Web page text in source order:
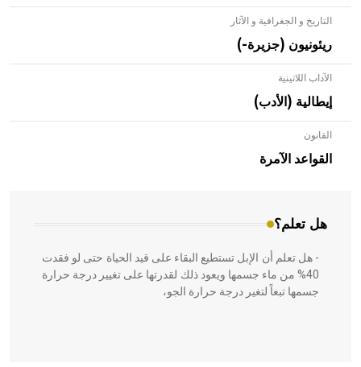
التاريخ و الجغرافية و الآثار
ريئونيون (جزيرة-)
الآداب اللاتينية
إيطالية (الأدب)
القانون
القواعد الآمرة
هل تعلم؟
- هل تعلم أن الأبلق نوع من الفنون الهندسية التي ارتبطت
بالعمارة الإسلامية في بلاد الشام ومصر خاصة، حيث يحرص
المعمار على بناء مداميكه وخاصة في الواجهات
- هل تعلم أن الإبل تستطيع البقاء على قيد الحياة حتى لو فقدت
40% من ماء جسمها ويعود ذلك لقدرتها على تغيير درجة حرارة
جسمها تبعاً لتغير درجة حرارة الجو،